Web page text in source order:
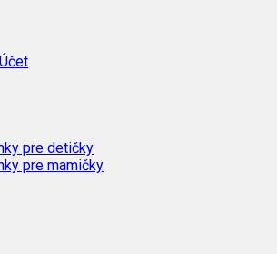
pre detičky
pre mamičky